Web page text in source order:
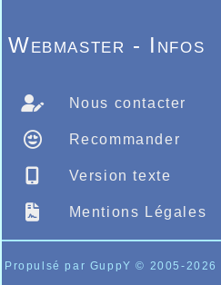
Webmaster - Infos
Nous contacter
Recommander
Version texte
Mentions Légales
Propulsé par GuppY© 2005-2026